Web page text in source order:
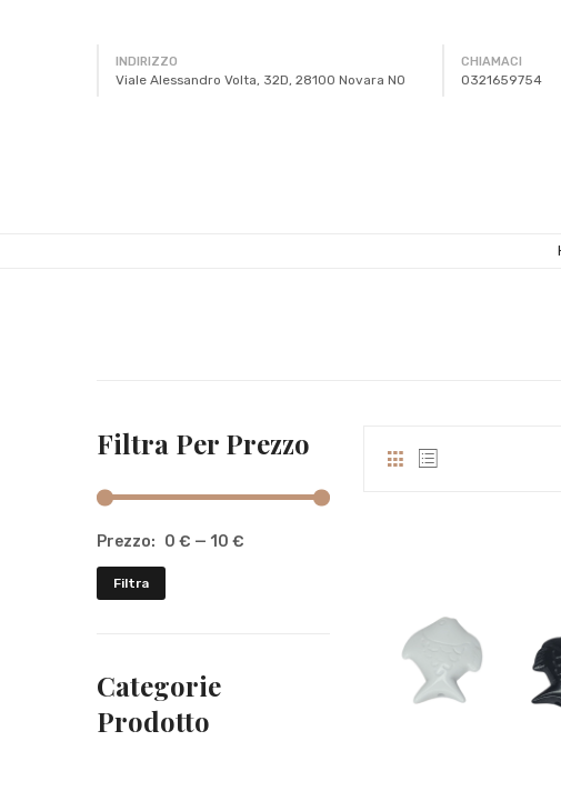
INDIRIZZO
Viale Alessandro Volta, 32D, 28100 Novara NO
CHIAMACI
0321659754
Filtra Per Prezzo
Filtra
Prezzo: 0 € — 10 €
Categorie
Prodotto